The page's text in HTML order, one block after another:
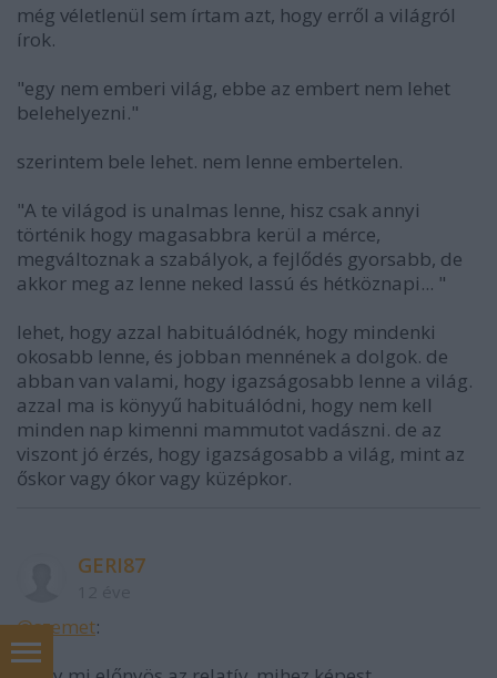
még véletlenül sem írtam azt, hogy erről a világról
írok.
"egy nem emberi világ, ebbe az embert nem lehet
belehelyezni."
szerintem bele lehet. nem lenne embertelen.
"A te világod is unalmas lenne, hisz csak annyi
történik hogy magasabbra kerül a mérce,
megváltoznak a szabályok, a fejlődés gyorsabb, de
akkor meg az lenne neked lassú és hétköznapi... "
lehet, hogy azzal habituálódnék, hogy mindenki
okosabb lenne, és jobban mennének a dolgok. de
abban van valami, hogy igazságosabb lenne a világ.
azzal ma is könyyű habituálódni, hogy nem kell
minden nap kimenni mammutot vadászni. de az
viszont jó érzés, hogy igazságosabb a világ, mint az
őskor vagy ókor vagy küzépkor.
GERI87
@szemet: